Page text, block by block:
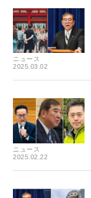
ニュース
2025.03.02
ニュース
2025.02.22